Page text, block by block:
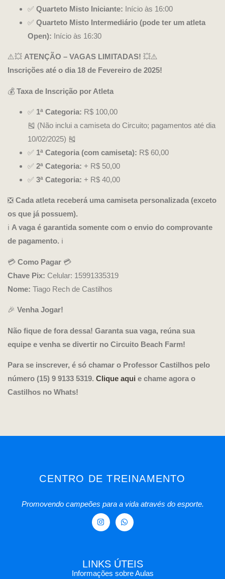
✅ Quarteto Misto Iniciante: Início às 16:00
✅ Quarteto Misto Intermediário (pode ter um atleta
Open): Início às 16:30
⚠️💥 ATENÇÃO – VAGAS LIMITADAS! 💥⚠️
Inscrições até o dia 18 de Fevereiro de 2025!
💰 Taxa de Inscrição por Atleta
✅ 1ª Categoria: R$ 100,00
🎽 (Não inclui a camiseta do Circuito; pagamentos até dia
10/02/2025) 🎽
✅ 1ª Categoria (com camiseta): R$ 60,00
✅ 2ª Categoria: + R$ 50,00
✅ 3ª Categoria: + R$ 40,00
❎ Cada atleta receberá uma camiseta personalizada (exceto
os que já possuem).
ℹ️ A vaga é garantida somente com o envio do comprovante
de pagamento. ℹ️
💳 Como Pagar 💳
Chave Pix: Celular: 15991335319
Nome: Tiago Rech de Castilhos
🎉 Venha Jogar!
Não fique de fora dessa! Garanta sua vaga, reúna sua
equipe e venha se divertir no Circuito Beach Farm!
Para se inscrever, é só chamar o Professor Castilhos pelo
número (15) 9 9133 5319. Clique aqui e chame agora o
Castilhos no Whats!
CENTRO DE TREINAMENTO
Promovendo campeões para a vida através do esporte.
LINKS ÚTEIS
Informações sobre Aulas